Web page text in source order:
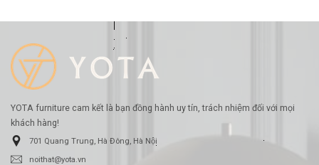
YOTA furniture cam kết là bạn đồng hành uy tín, trách nhiệm đối với mọi
khách hàng!
701 Quang Trung, Hà Đông, Hà Nội
noithat@yota.vn